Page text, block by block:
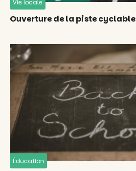
Vie locale
Ouverture de la piste cyclable
Éducation